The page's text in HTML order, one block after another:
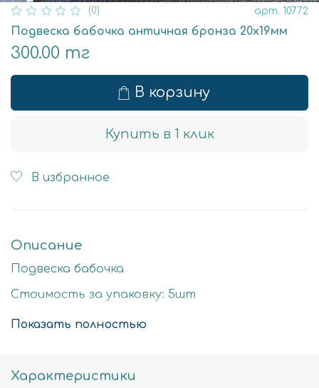
(0) арт. 10772
Подвеска бабочка античная бронза 20х19мм
300.00 тг
В корзину
Купить в 1 клик
В избранное
Описание
Подвеска бабочка
Стоимость за упаковку: 5шт
Цвет: античная бронза
Состав: Латунь высокого качества
Показать полностью
Характеристики